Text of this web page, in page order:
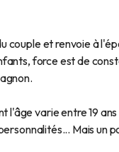
couple et renvoie à
force est de
l'âge varie entre 19
Mais un